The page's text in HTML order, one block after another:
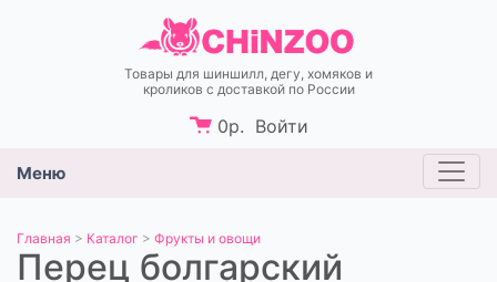
Товары для шиншилл, дегу, хомяков и
кроликов c доставкой по России
0р. Войти
Меню
Главная > Каталог > Фрукты и овощи
Перец болгарский